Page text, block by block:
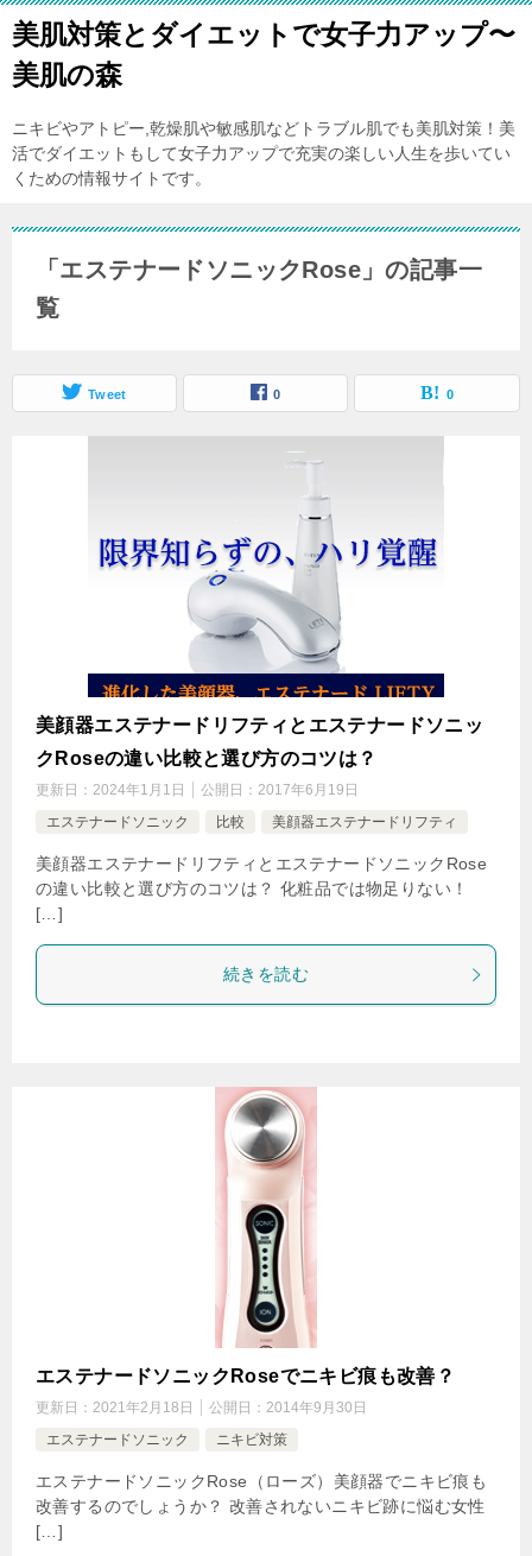
美肌対策とダイエットで女子力アップ〜
美肌の森
ニキビやアトピー,乾燥肌や敏感肌などトラブル肌でも美肌対策！美
活でダイエットもして女子力アップで充実の楽しい人生を歩いてい
くための情報サイトです。
「エステナードソニックRose」の記事一
覧
Tweet 0 0
美顔器エステナードリフティとエステナードソニッ
クRoseの違い比較と選び方のコツは？
更新日： 2024年1月1日 公開日： 2017年6月19日
エステナードソニック
比較 美顔器エステナードリフティ
美顔器エステナードリフティとエステナードソニックRose
の違い比較と選び方のコツは？ 化粧品では物足りない！
[…]
続きを読む
エステナードソニックRoseでニキビ痕も改善？
更新日： 2021年2月18日 公開日： 2014年9月30日
エステナードソニック
ニキビ対策
エステナードソニックRose（ローズ）美顔器でニキビ痕も
改善するのでしょうか？ 改善されないニキビ跡に悩む女性
[…]